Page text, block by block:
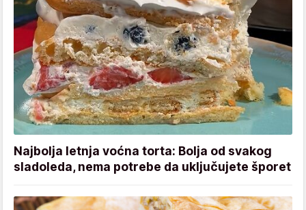
Najbolja letnja voćna torta: Bolja od svakog
sladoleda, nema potrebe da uključujete šporet